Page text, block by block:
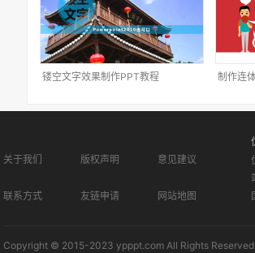
镂空文字效果制作PPT教程 制作连
关于我们 版权声明 意见建议
联系方式 友链申请 网站地图
Copyright © 2015-2023 ypppt.com All Rights Reserved.